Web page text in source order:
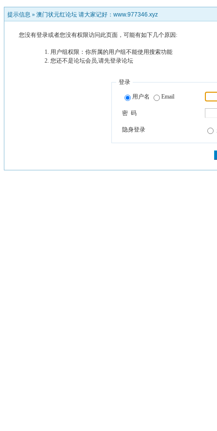
提示信息 » 澳门状元红论坛 请大家记好：www.977346.xyz
您没有登录或者您没有权限访问此页面，可能有如下几个原因:
用户组权限：你所属的用户组不能使用搜索功能
您还不是论坛会员,请先登录论坛
登录
用户名 Email
密 码
隐身登录